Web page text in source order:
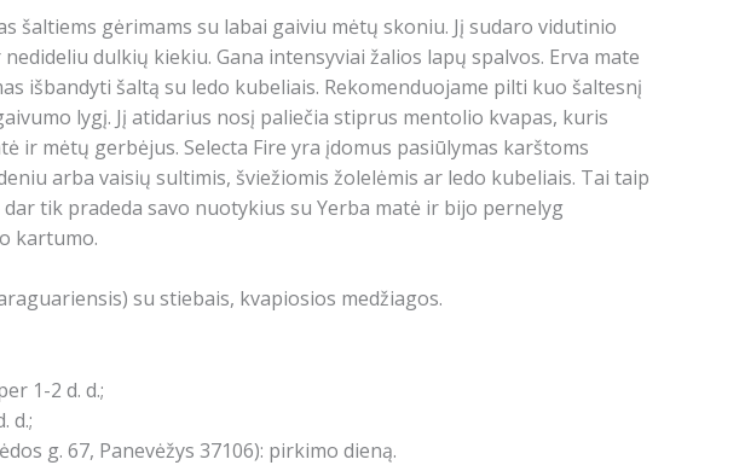
šaltiems gėrimams su labai gaiviu mėtų skoniu. Jį sudaro vidutinio
dulkių kiekiu. Gana intensyviai žalios lapų spalvos. Erva mate
išbandyti šaltą su ledo kubeliais. Rekomenduojame pilti kuo šaltesnį
lygį. Jį atidarius nosį paliečia stiprus mentolio kvapas, kuris
ir mėtų gerbėjus. Selecta Fire yra įdomus pasiūlymas karštoms
arba vaisių sultimis, šviežiomis žolelėmis ar ledo kubeliais. Tai taip
tik pradeda savo nuotykius su Yerba matė ir bijo pernelyg
kartumo.
su stiebais, kvapiosios medžiagos.
1-2 d. d.;
d.;
g. 67, Panevėžys 37106): pirkimo dieną.